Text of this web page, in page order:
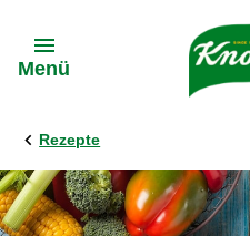
Menü
Rezepte